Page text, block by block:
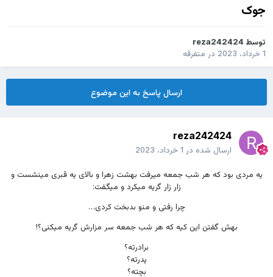
جوک
توسط reza242424
در متفرقه
ارسال پاسخ به این موضوع
reza242424
ارسال شده در
یه مردی بود که هر شب جمعه میرفت بهشت زهرا و بالای یه قبری مینشست و
زار زار گریه میکرد و میگفت:
چرا رفتی و منو بدبخت کردی…
بهش گفتن این کیه که هر شب جمعه سر مزارش گریه میکنی؟!
برادرته؟
پدرته؟
بچته؟